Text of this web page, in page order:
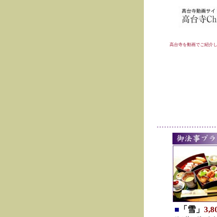
高台寺を動画でご紹介
■ 「雪」